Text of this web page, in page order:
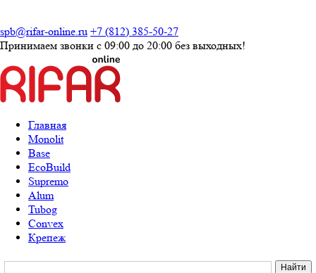
spb@rifar-online.ru +7 (812) 385-50-27
Принимаем звонки с 09:00 до 20:00 без выходных!
Главная
Monolit
Base
EcoBuild
Supremo
Alum
Tubog
Convex
Крепеж